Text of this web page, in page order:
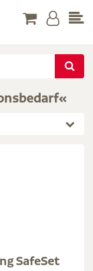
SafeSet